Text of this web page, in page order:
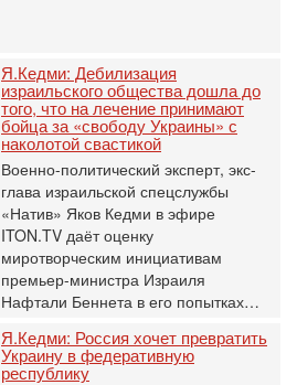
Я.Кедми: Дебилизация
израильского общества дошла до
того, что на лечение принимают
бойца за «свободу Украины» с
наколотой свастикой
Военно-политический эксперт, экс-
глава израильской спецслужбы
«Натив» Яков Кедми в эфире
ITON.TV даёт оценку
миротворческим инициативам
премьер-министра Израиля
Нафтали Беннета в его попытках…
Я.Кедми: Россия хочет превратить
Украину в федеративную
республику